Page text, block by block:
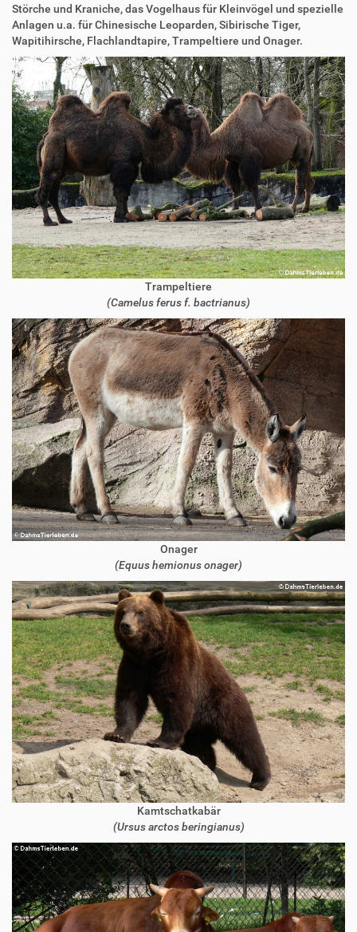
Störche und Kraniche, das Vogelhaus für Kleinvögel und spezielle
Anlagen u.a. für Chinesische Leoparden, Sibirische Tiger,
Wapitihirsche, Flachlandtapire, Trampeltiere und Onager.
Trampeltiere
(Camelus ferus f. bactrianus)
Onager
(Equus hemionus onager)
Kamtschatkabär
(Ursus arctos beringianus)